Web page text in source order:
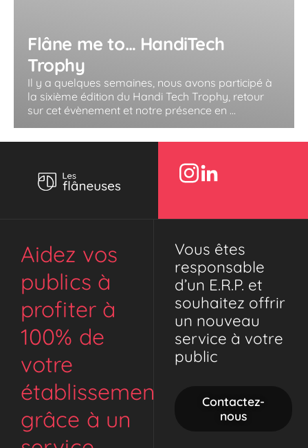
Flâne me to… HandiTech
Trophy
Il y a quelques semaines, nous avons participé à
la sixième édition du Handi Tech Trophy, retour
sur cet évènement et notre présence en ...
Aidez vos
publics à
profiter à
100% de
votre
établissement
grâce à un
Vous êtes
responsable
d’un E.R.P. et
souhaitez offrir
un nouveau
service à votre
public
Contactez-
nous